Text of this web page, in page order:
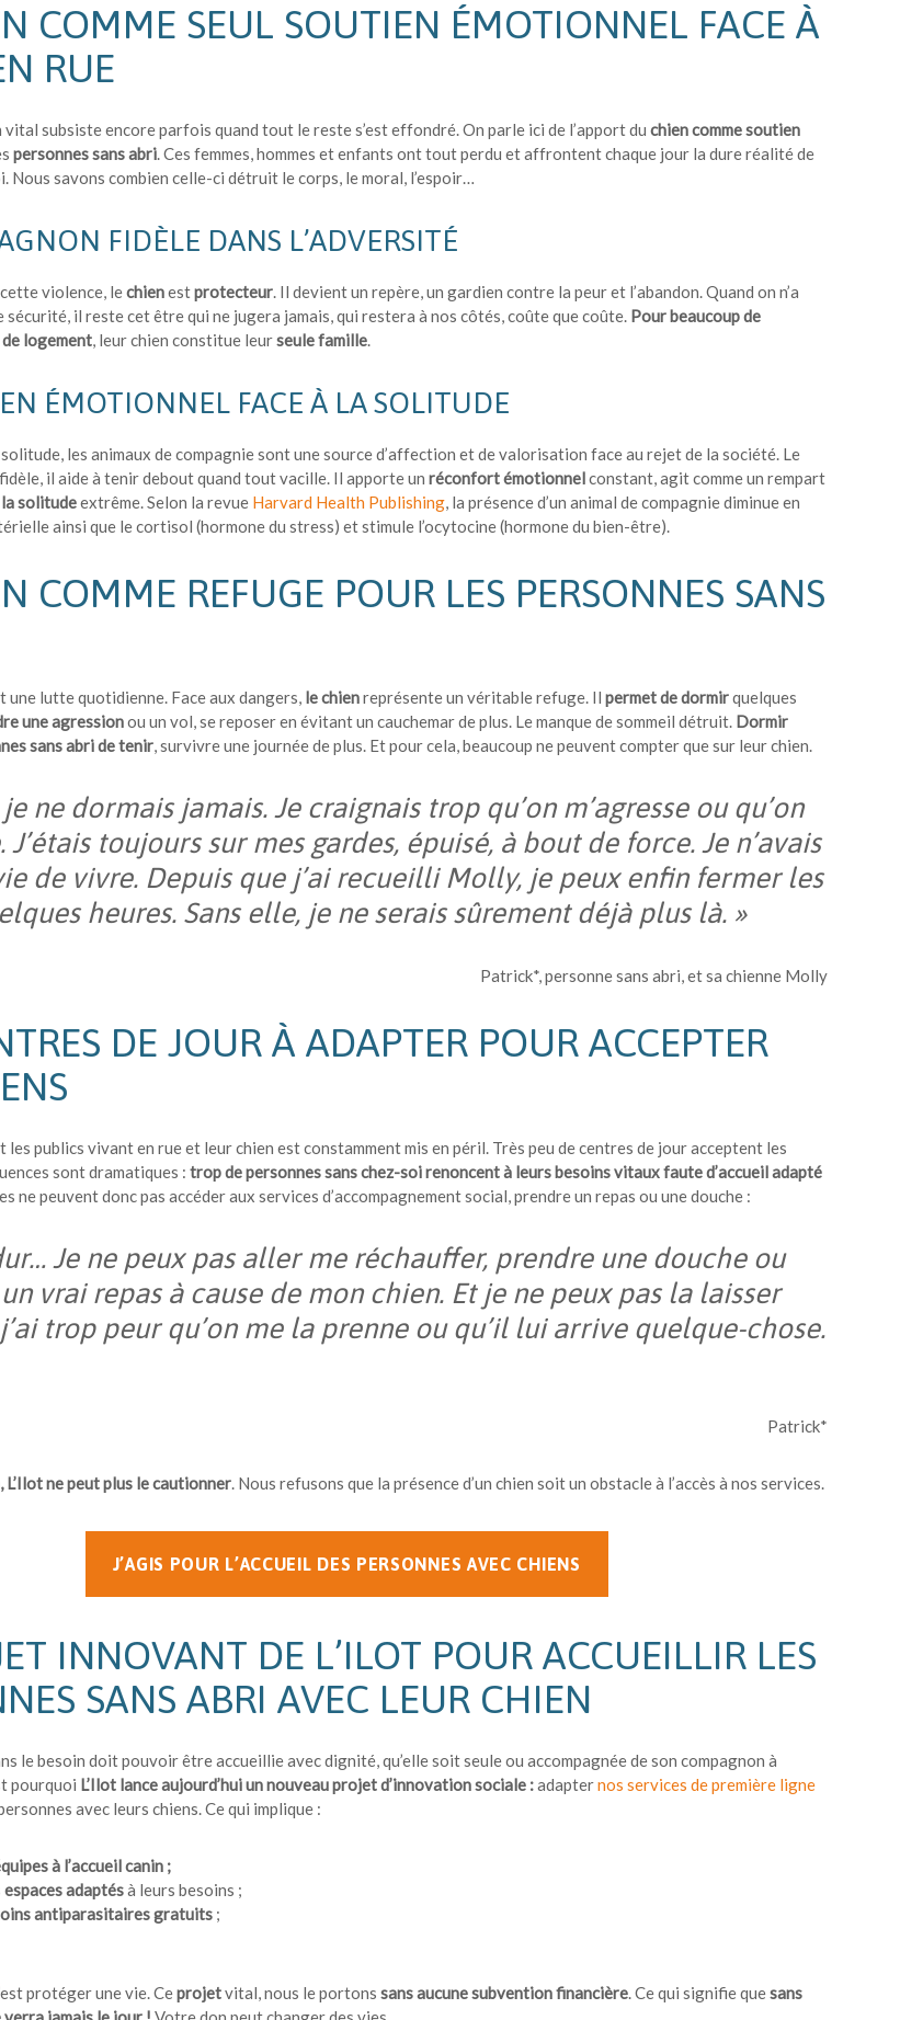
COMME SEUL SOUTIEN ÉMOTIONNEL FACE À
RUE
vital subsiste encore parfois quand tout le reste s’est effondré. On parle ici de l’apport du chiencomme soutien
personnes sans abri. Ces femmes, hommes et enfants ont tout perdu et affrontent chaque jour la dure réalité de
Nous savons combien celle-ci détruit le corps, le moral, l’espoir…
FIDÈLE DANS L’ADVERSITÉ
violence, lechienestprotecteur. Il devient un repère, un gardien contre la peur et l’abandon. Quand on n’a
sécurité, il reste cet être qui ne jugera jamais, qui restera à nos côtés, coûte que coûte. Pour beaucoup de
logement, leur chien constitue leurseule famille.
ÉMOTIONNEL FACE À LA SOLITUDE
solitude, les animaux de compagnie sont une source d’affection et de valorisation face au rejet de la société. Le
il aide à tenir debout quand tout vacille. Il apporte un réconfort émotionnelconstant, agit comme un rempart
solitudeextrême. Selon la revue Harvard Health Publishing, la présence d’un animal de compagnie diminue en
ainsi que le cortisol (hormone du stress) et stimule l’ocytocine (hormone du bien-être).
COMME REFUGE POUR LES PERSONNES SANS
une lutte quotidienne. Face aux dangers, le chienreprésente un véritable refuge. Il permet de dormirquelques
une agressionou un vol, se reposer en évitant un cauchemar de plus. Le manque de sommeil détruit. Dormir
sans abri de tenir, survivre une journée de plus. Et pour cela, beaucoup ne peuvent compter que sur leur chien.
ne dormais jamais. Je craignais trop qu’on m’agresse ou qu’on
J’étais toujours sur mes gardes, épuisé, à bout de force. Je n’avais
de vivre. Depuis que j’ai recueilli Molly, je peux enfin fermer les
heures. Sans elle, je ne serais sûrement déjà plus là. »
Patrick*, personne sans abri, et sa chienne Molly
DE JOUR À ADAPTER POUR ACCEPTER
les publics vivant en rue et leur chien est constamment mis en péril. Très peu de centres de jour acceptent les
sont dramatiques : trop de personnes sans chez-soi renoncent à leurs besoins vitaux faute d’accueil adapté
ne peuvent donc pas accéder aux services d’accompagnement social, prendre un repas ou une douche :
Je ne peux pas aller me réchauffer, prendre une douche ou
vrai repas à cause de mon chien. Et je ne peux pas la laisser
trop peur qu’on me la prenne ou qu’il lui arrive quelque-chose.
Patrick*
L’Ilot ne peut plus le cautionner. Nous refusons que la présence d’un chien soit un obstacle à l’accès à nos services.
J’AGIS POUR L’ACCUEIL DES PERSONNES AVEC CHIENS
INNOVANT DE L’ILOT POUR ACCUEILLIR LES
SANS ABRI AVEC LEUR CHIEN
le besoin doit pouvoir être accueillie avec dignité, qu’elle soit seule ou accompagnée de son compagnon à
pourquoi L’Ilot lance aujourd’hui un nouveau projet d’innovation sociale :adapternos services de première ligne
avec leurs chiens. Ce qui implique :
à l’accueil canin ;
espaces adaptésà leurs besoins ;
antiparasitaires gratuits;
protéger une vie. Ceprojetvital, nous le portons sans aucune subvention financière. Ce qui signifie quesans